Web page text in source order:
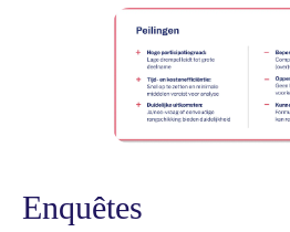
Enquêtes